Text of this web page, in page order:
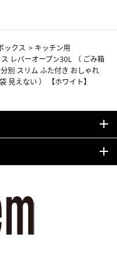
ックス > キッチン用
レバーオープン30L （ ごみ箱
別 スリム ふた付き おしゃれ
見えない ） 【ホワイト】